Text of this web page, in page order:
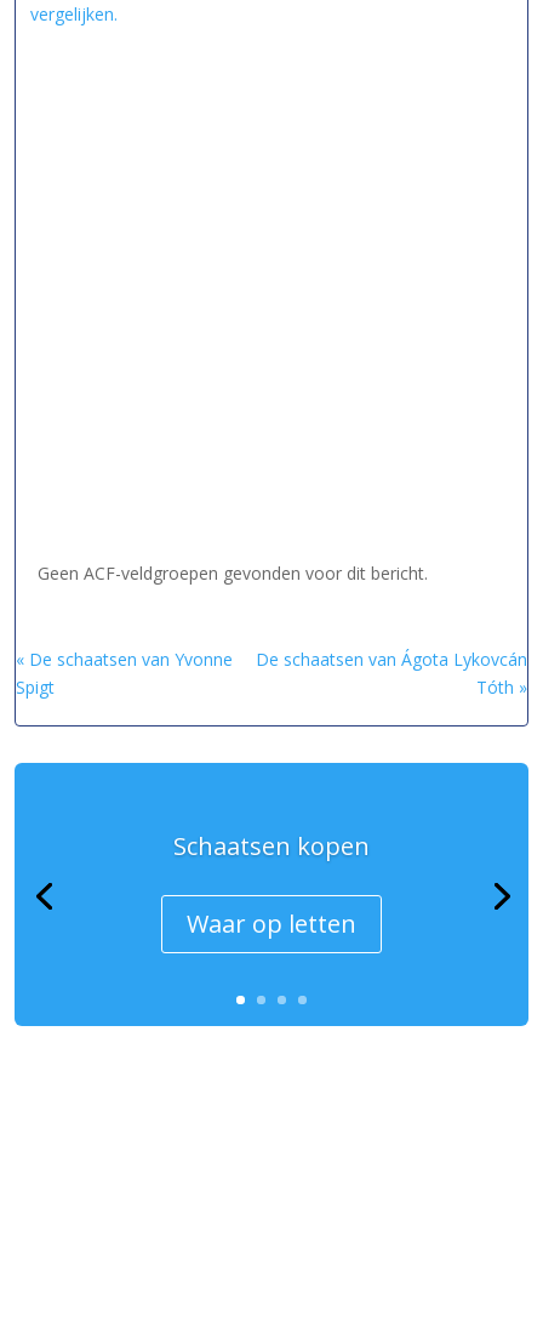
vergelijken.
Geen ACF-veldgroepen gevonden voor dit bericht.
« De schaatsen van Yvonne
Spigt
De schaatsen van Ágota Lykovcán
Tóth »
Schaatsen kopen
Waar op letten